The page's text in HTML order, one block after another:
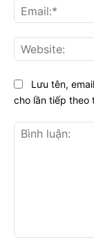
Lưu tên,
cho lần tiếp theo